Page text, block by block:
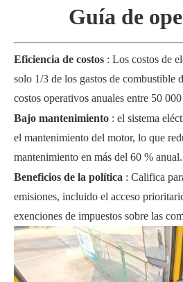
Guía de
Eficiencia de costos : Los costos de
solo 1/3 de los gastos de combustible
costos operativos anuales entre 50
Bajo mantenimiento : el sistema
el mantenimiento del motor, lo que
mantenimiento en más del 60 % anual.
Beneficios de la política : Califica
emisiones, incluido el acceso
exenciones de impuestos sobre las